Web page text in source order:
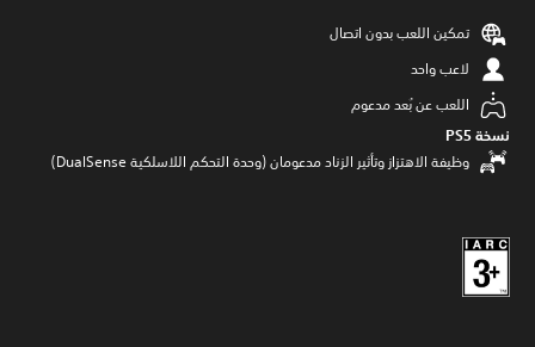
تمكين اللعب بدون اتصال
لاعب واحد
اللعب عن بُعد مدعوم
نسخة PS5‏
وظيفة الاهتزاز وتأثير الزناد مدعومان (وحدة التحكم اللاسلكية DualSense‏)